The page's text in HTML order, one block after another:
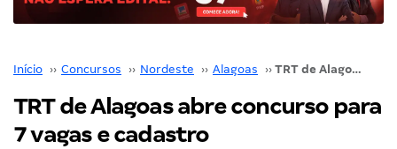
Início ›› Concursos ›› Nordeste ›› Alagoas ›› TRT de Alagoas abre concurso para 7 vagas e cadastro
TRT de Alagoas abre concurso para
7 vagas e cadastro